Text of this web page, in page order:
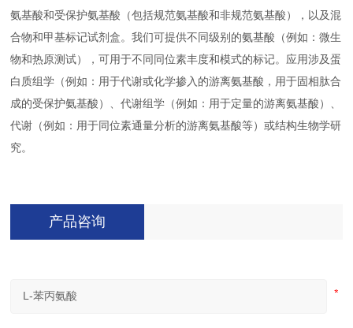
氨基酸和受保护氨基酸（包括规范氨基酸和非规范氨基酸），以及混
合物和甲基标记试剂盒。我们可提供不同级别的氨基酸（例如：微生
物和热原测试），可用于不同同位素丰度和模式的标记。应用涉及蛋
白质组学（例如：用于代谢或化学掺入的游离氨基酸，用于固相肽合
成的受保护氨基酸）、代谢组学（例如：用于定量的游离氨基酸）、
代谢（例如：用于同位素通量分析的游离氨基酸等）或结构生物学研
究。
产品咨询